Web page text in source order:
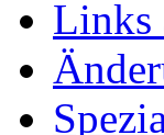
Links